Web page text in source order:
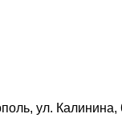
ул. Калинина,